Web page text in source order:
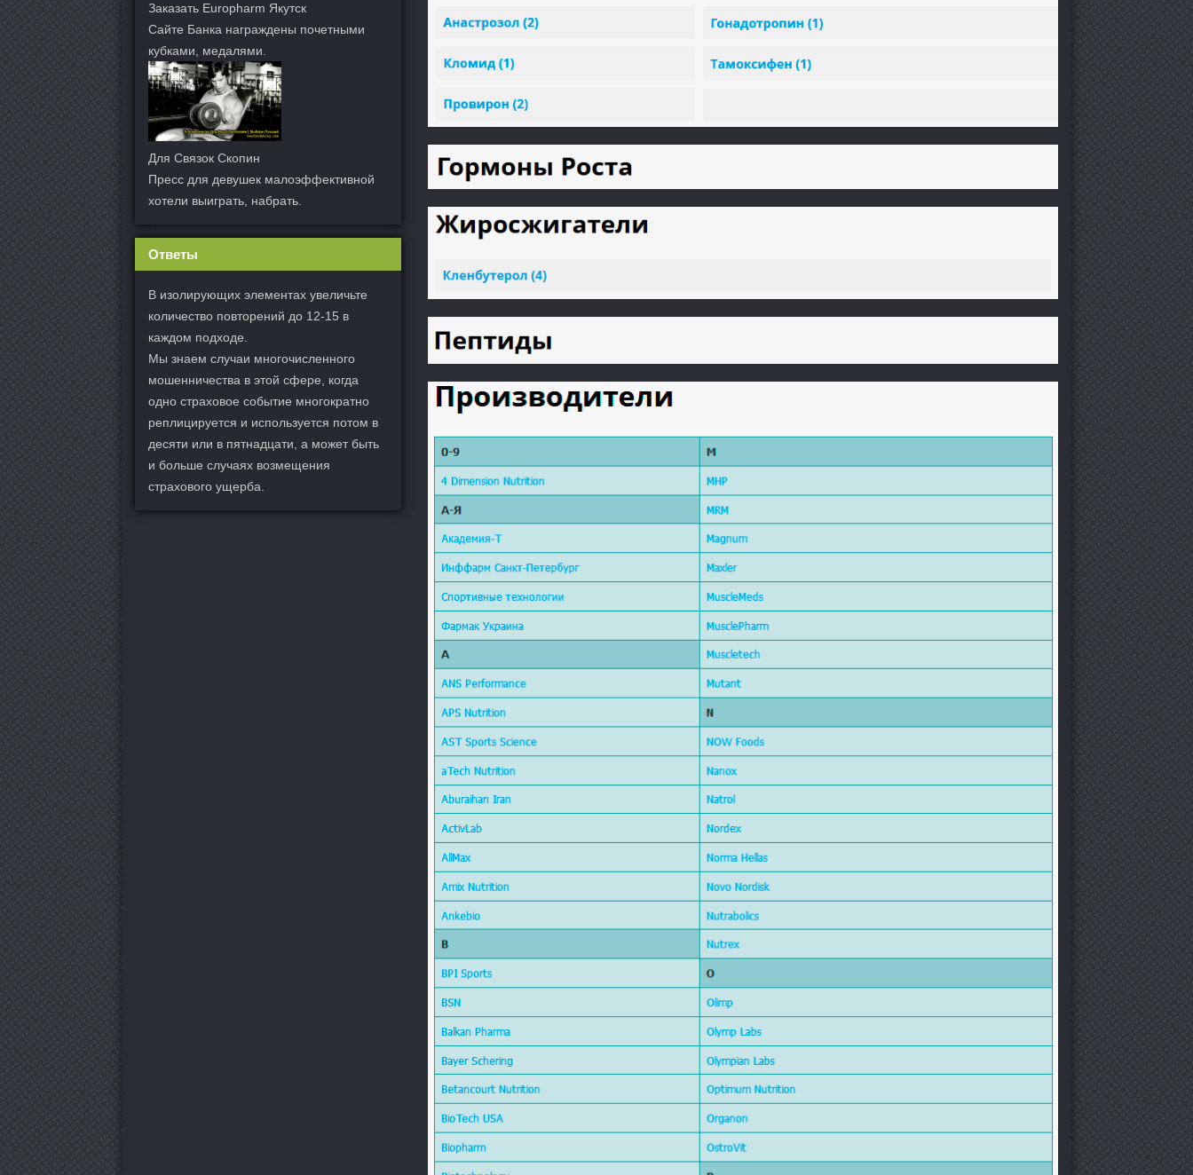
Заказать Europharm Якутск
Сайте Банка награждены почетными
кубками, медалями.
Для Связок Скопин
Пресс для девушек малоэффективной
хотели выиграть, набрать.
Ответы
В изолирующих элементах увеличьте
количество повторений до 12-15 в
каждом подходе.
Мы знаем случаи многочисленного
мошенничества в этой сфере, когда
одно страховое событие многократно
реплицируется и используется потом в
десяти или в пятнадцати, а может быть
и больше случаях возмещения
страхового ущерба.